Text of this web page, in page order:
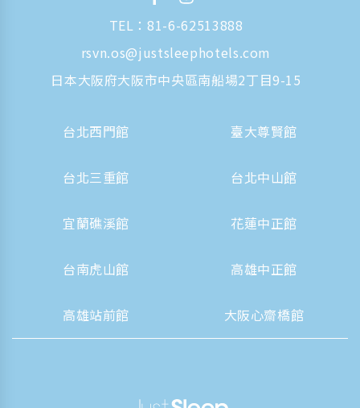
TEL：81-6-62513888
rsvn.os@justsleephotels.com
日本大阪府大阪市中央區南船場2丁目9-15
台北西門館 臺大尊賢館
台北三重館 台北中山館
宜蘭礁溪館 花蓮中正館
台南虎山館 高雄中正館
高雄站前館 大阪心齋橋館